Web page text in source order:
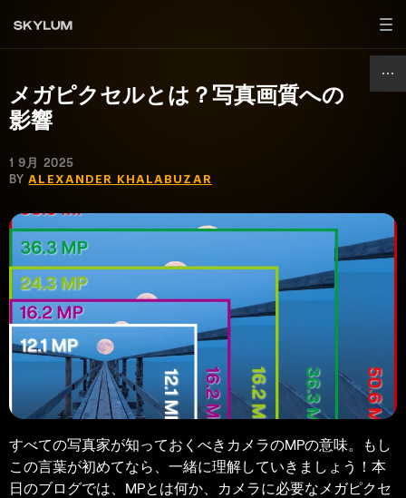
メガピクセルとは？写真画質への
影響
1 9月 2025
BYALEXANDER KHALABUZAR
すべての写真家が知っておくべきカメラのMPの意味。もし
この言葉が初めてなら、一緒に理解していきましょう！本
日のブログでは、MPとは何か、カメラに必要なメガピクセ